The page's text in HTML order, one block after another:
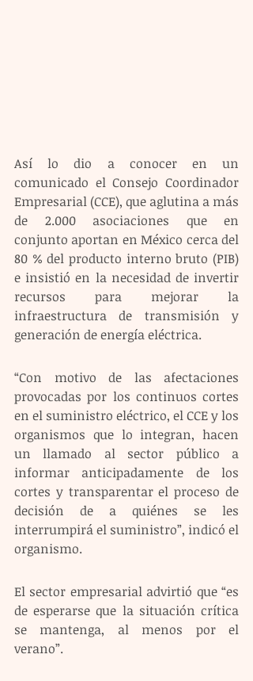
Así lo dio a conocer en un
comunicado el Consejo Coordinador
Empresarial (CCE), que aglutina a más
de 2.000 asociaciones que en
conjunto aportan en México cerca del
80 % del producto interno bruto (PIB)
e insistió en la necesidad de invertir
recursos para mejorar la
infraestructura de transmisión y
generación de energía eléctrica.
“Con motivo de las afectaciones
provocadas por los continuos cortes
en el suministro eléctrico, el CCE y los
organismos que lo integran, hacen
un llamado al sector público a
informar anticipadamente de los
cortes y transparentar el proceso de
decisión de a quiénes se les
interrumpirá el suministro”, indicó el
organismo.
El sector empresarial advirtió que “es
de esperarse que la situación crítica
se mantenga, al menos por el
verano”.